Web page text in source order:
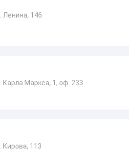
Ленина, 146
Карла Маркса, 1, оф. 233
Кирова, 113